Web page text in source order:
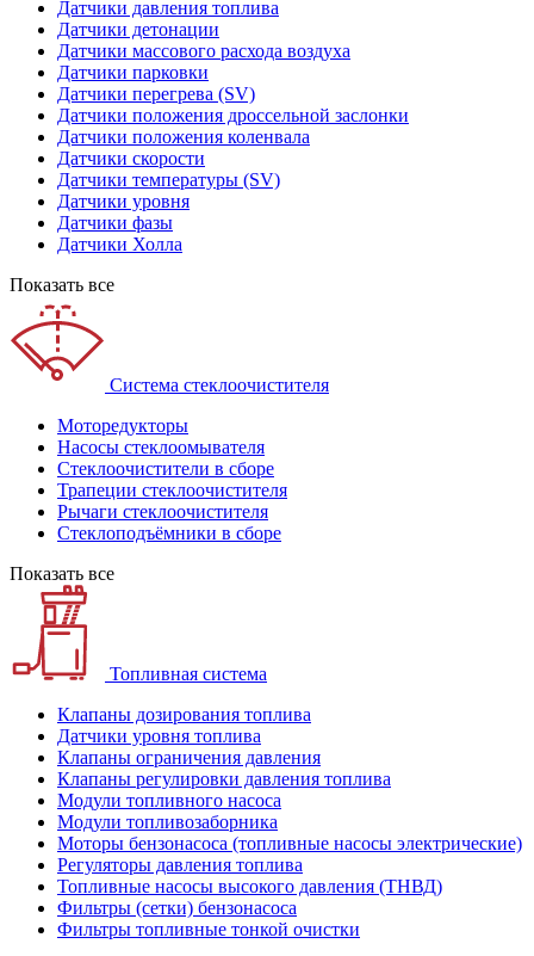
Датчики давления топлива
Датчики детонации
Датчики массового расхода воздуха
Датчики парковки
Датчики перегрева (SV)
Датчики положения дроссельной заслонки
Датчики положения коленвала
Датчики скорости
Датчики температуры (SV)
Датчики уровня
Датчики фазы
Датчики Холла
Показать все
Система стеклоочистителя
Моторедукторы
Насосы стеклоомывателя
Стеклоочистители в сборе
Трапеции стеклоочистителя
Рычаги стеклоочистителя
Стеклоподъёмники в сборе
Показать все
Топливная система
Клапаны дозирования топлива
Датчики уровня топлива
Клапаны ограничения давления
Клапаны регулировки давления топлива
Модули топливного насоса
Модули топливозаборника
Моторы бензонасоса (топливные насосы электрические)
Регуляторы давления топлива
Топливные насосы высокого давления (ТНВД)
Фильтры (сетки) бензонасоса
Фильтры топливные тонкой очистки